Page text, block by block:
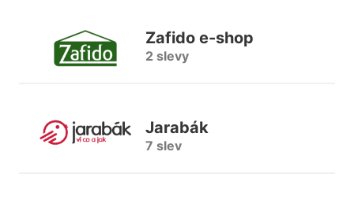
Zafido e-shop
2 slevy
Jarabák
7 slev